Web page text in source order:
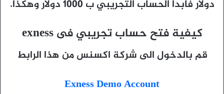
دولار فابدأ الحساب التجريبي ب 1000 دولار وهكذا.
كيفية فتح حساب تجريبي فى exness
قم بالدخول الى شركة اكسنس من هذا الرابط
Exness Demo Account